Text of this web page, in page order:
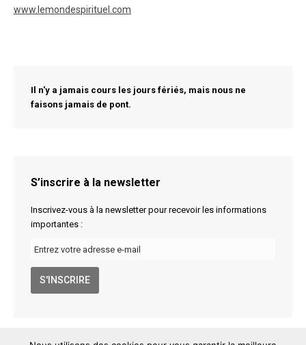
www.lemondespirituel.com
Il n'y a jamais cours les jours fériés, mais nous ne
faisons jamais de pont.
S’inscrire à la newsletter
Inscrivez-vous à la newsletter pour recevoir les informations
importantes :